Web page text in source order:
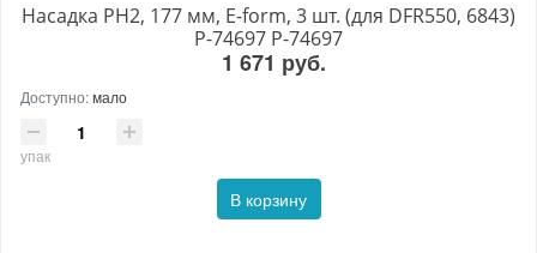
Насадка PH2, 177 мм, E-form, 3 шт. (для DFR550, 6843)
P-74697 P-74697
1 671 руб.
Доступно:мало
упак
В корзину